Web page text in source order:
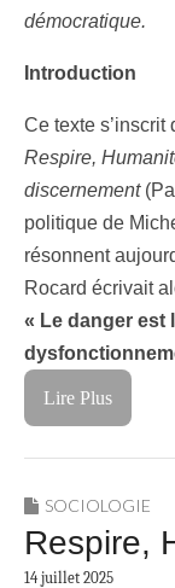
démocratique.
Introduction
Ce texte
Respire,
discernement
politique de
résonnent
Rocard écrivait
« Le danger est
Lire Plus
SOCIOLOGIE
Respire,
14 juillet 2025